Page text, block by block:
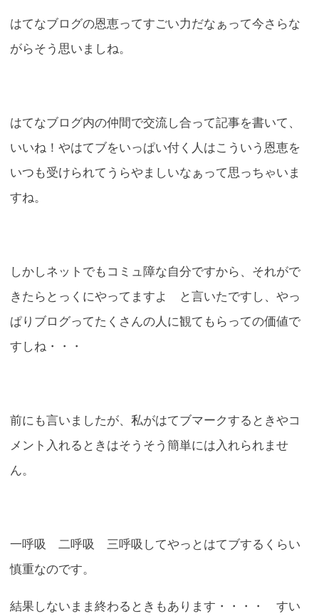
はてなブログの恩恵ってすごい力だなぁって今さらな
がらそう思いましね。
はてなブログ内の仲間で交流し合って記事を書いて、
いいね！やはてブをいっぱい付く人はこういう恩恵を
いつも受けられてうらやましいなぁって思っちゃいま
すね。
しかしネットでもコミュ障な自分ですから、それがで
きたらとっくにやってますよ と言いたですし、やっ
ぱりブログってたくさんの人に観てもらっての価値で
すしね・・・
前にも言いましたが、私がはてブマークするときやコ
メント入れるときはそうそう簡単には入れられませ
ん。
一呼吸 二呼吸 三呼吸してやっとはてブするくらい
慎重なのです。
結果しないまま終わるときもあります・・・・ すい